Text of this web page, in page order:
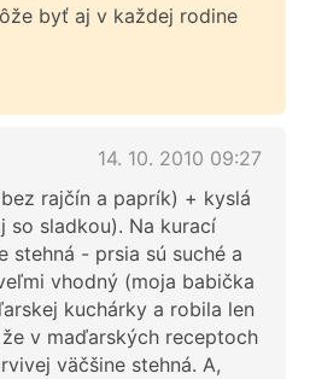
byť aj v každej rodine
14. 10. 2010 09:27
rajčín a paprík) + kyslá
so sladkou). Na kurací
stehná - prsia sú suché a
vhodný (moja babička
kuchárky a robila len
v maďarských receptoch
väčšine stehná. A,